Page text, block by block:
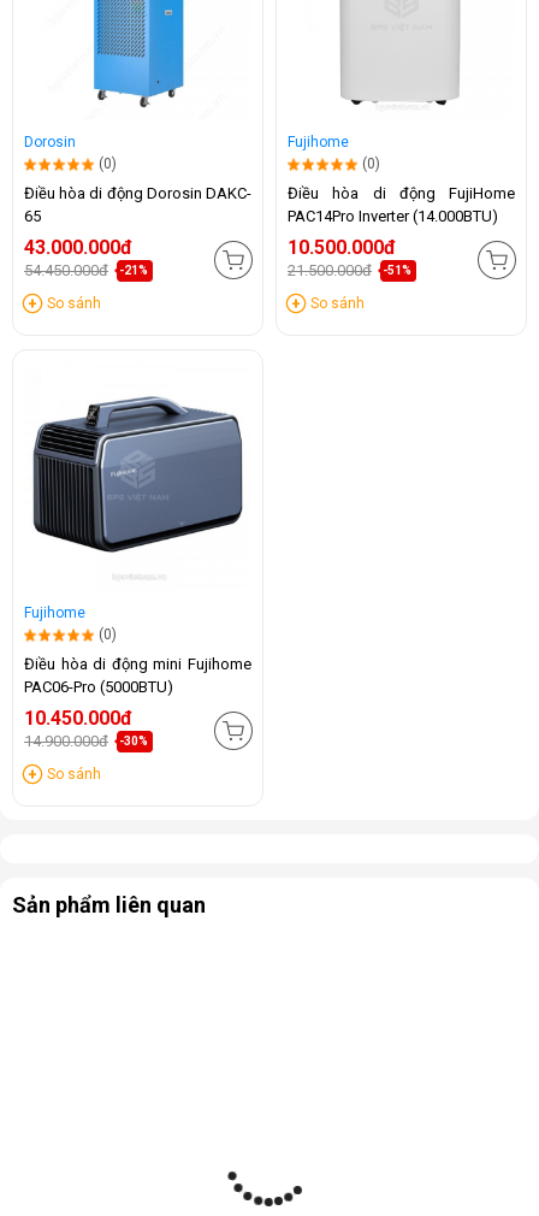
Dorosin
(0)
Điều hòa di động Dorosin DAKC-
65
43.000.000đ
54.450.000đ -21%
So sánh
Fujihome
(0)
Điều hòa di động FujiHome
PAC14Pro Inverter (14.000BTU)
10.500.000đ
21.500.000đ -51%
So sánh
Fujihome
(0)
Điều hòa di động mini Fujihome
PAC06-Pro (5000BTU)
10.450.000đ
14.900.000đ -30%
So sánh
Sản phẩm liên quan